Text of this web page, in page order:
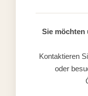
Sie möchten
Kontaktieren
oder